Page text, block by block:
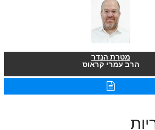
מטרת הנדר
הרב עמרי קראוס